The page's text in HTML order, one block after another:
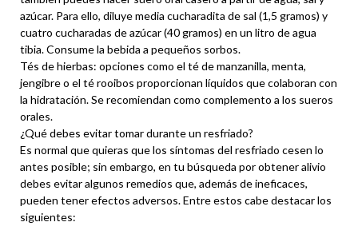
azúcar. Para ello, diluye media cucharadita de sal (1,5 gramos) y
cuatro cucharadas de azúcar (40 gramos) en un litro de agua
tibia. Consume la bebida a pequeños sorbos.
Tés de hierbas: opciones como el té de manzanilla, menta,
jengibre o el té rooibos proporcionan líquidos que colaboran con
la hidratación. Se recomiendan como complemento a los sueros
orales.
¿Qué debes evitar tomar durante un resfriado?
Es normal que quieras que los síntomas del resfriado cesen lo
antes posible; sin embargo, en tu búsqueda por obtener alivio
debes evitar algunos remedios que, además de ineficaces,
pueden tener efectos adversos. Entre estos cabe destacar los
siguientes: